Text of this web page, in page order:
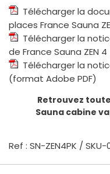
Télécharger la
places France Sauna
Télécharger la
de France Sauna ZEN
Télécharger la
(format Adobe PDF)
Retrouvez
Sauna cabine
Ref : SN-ZEN4PK /